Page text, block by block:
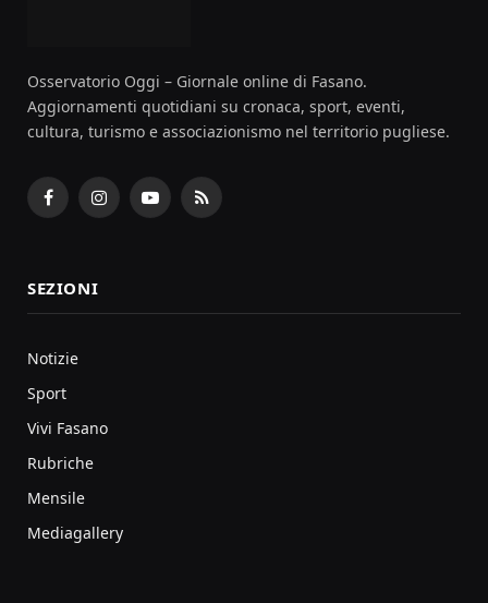
Osservatorio Oggi – Giornale online di Fasano.
Aggiornamenti quotidiani su cronaca, sport, eventi,
cultura, turismo e associazionismo nel territorio pugliese.
FacebookInstagramYouTubeRSS
SEZIONI
Notizie
Sport
Vivi Fasano
Rubriche
Mensile
Mediagallery